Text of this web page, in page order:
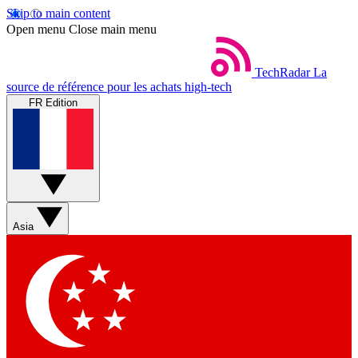
Skip to main content
Open menu Close main menu
TechRadar La
source de référence pour les achats high-tech
FR Edition
Asia